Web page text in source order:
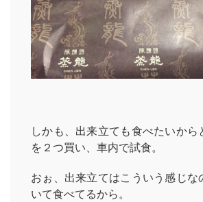
INFORMATION
VOICE GALLERY
WORKS
しかも、出来立ても食べたいから
を２つ買い、車内で試食。
おぉ、出来立てはこういう感じな
いて食べてるから。